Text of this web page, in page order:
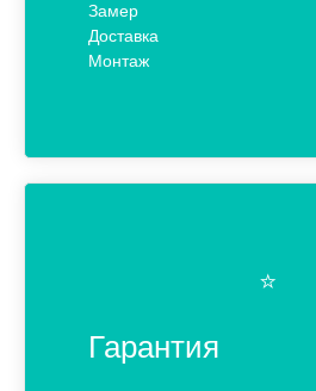
Замер
Доставка
Монтаж
⭐️
Гарантия